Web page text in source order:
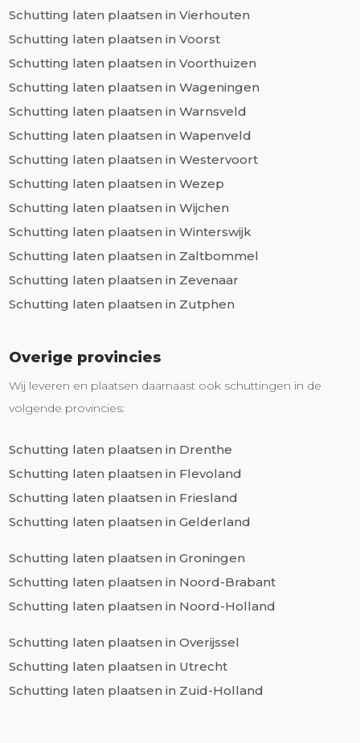
Schutting laten plaatsen in Vierhouten
Schutting laten plaatsen in Voorst
Schutting laten plaatsen in Voorthuizen
Schutting laten plaatsen in Wageningen
Schutting laten plaatsen in Warnsveld
Schutting laten plaatsen in Wapenveld
Schutting laten plaatsen in Westervoort
Schutting laten plaatsen in Wezep
Schutting laten plaatsen in Wijchen
Schutting laten plaatsen in Winterswijk
Schutting laten plaatsen in Zaltbommel
Schutting laten plaatsen in Zevenaar
Schutting laten plaatsen in Zutphen
Overige provincies
Wij leveren en plaatsen daarnaast ook schuttingen in de
volgende provincies:
Schutting laten plaatsen in Drenthe
Schutting laten plaatsen in Flevoland
Schutting laten plaatsen in Friesland
Schutting laten plaatsen in Gelderland
Schutting laten plaatsen in Groningen
Schutting laten plaatsen in Noord-Brabant
Schutting laten plaatsen in Noord-Holland
Schutting laten plaatsen in Overijssel
Schutting laten plaatsen in Utrecht
Schutting laten plaatsen in Zuid-Holland